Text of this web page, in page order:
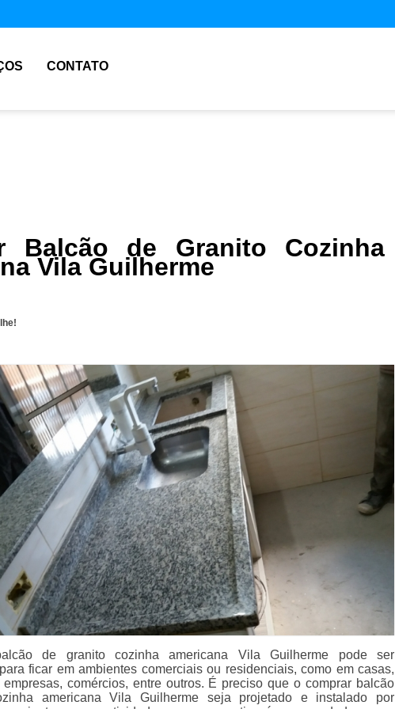
CONTATO
Balcão de Granito Cozinha
Vila Guilherme
de granito cozinha americana Vila Guilherme pode ser
ficar em ambientes comerciais ou residenciais, como em casas,
empresas, comércios, entre outros. É preciso que o comprar balcão
americana Vila Guilherme seja projetado e instalado por